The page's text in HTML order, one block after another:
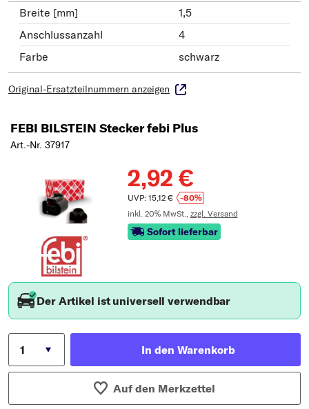
Breite [mm]
1,5
Anschlussanzahl
4
Farbe
schwarz
Original-Ersatzteilnummern anzeigen
FEBI BILSTEIN Stecker febi Plus
Art.-Nr. 37917
2,92 €
UVP: 15,12 €
-80%
inkl. 20% MwSt., zzgl. Versand
Sofort lieferbar
Der Artikel ist universell verwendbar
In den Warenkorb
Auf den Merkzettel